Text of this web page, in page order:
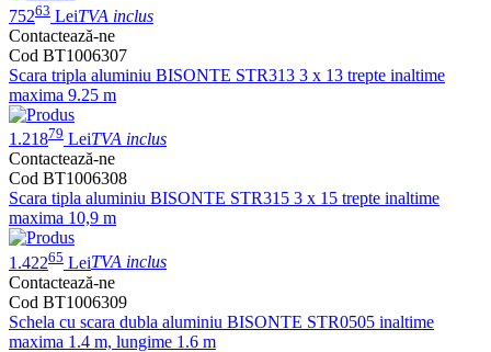
75263 LeiTVA inclus
Contactează-ne
Cod BT1006307
Scara tripla aluminiu BISONTE STR313 3 x 13 trepte inaltime
maxima 9.25 m
1.21879 LeiTVA inclus
Contactează-ne
Cod BT1006308
Scara tipla aluminiu BISONTE STR315 3 x 15 trepte inaltime
maxima 10,9 m
1.42265 LeiTVA inclus
Contactează-ne
Cod BT1006309
Schela cu scara dubla aluminiu BISONTE STR0505 inaltime
maxima 1.4 m, lungime 1.6 m